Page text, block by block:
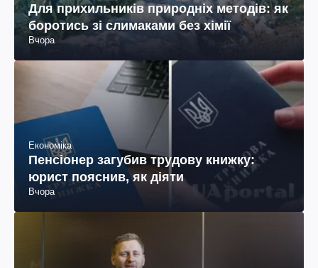
Для прихильників природніх методів: як
боротись зі слимаками без хімії
Вчора
Економіка
Пенсіонер загубив трудову книжку:
юрист пояснив, як діяти
Вчора